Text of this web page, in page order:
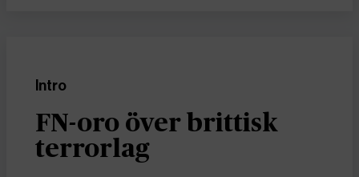
Intro
FN-oro över brittisk
terrorlag